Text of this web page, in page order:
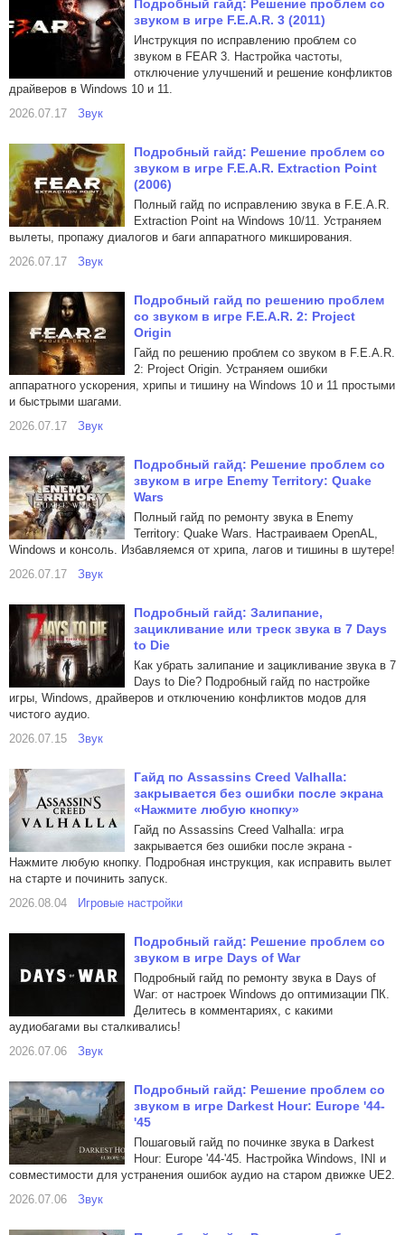
Подробный гайд: Решение проблем со
звуком в игре F.E.A.R. 3 (2011)
Инструкция по исправлению проблем со
звуком в FEAR 3. Настройка частоты,
отключение улучшений и решение конфликтов
драйверов в Windows 10 и 11.
2026.07.17
Звук
Подробный гайд: Решение проблем со
звуком в игре F.E.A.R. Extraction Point
(2006)
Полный гайд по исправлению звука в F.E.A.R.
Extraction Point на Windows 10/11. Устраняем
вылеты, пропажу диалогов и баги аппаратного микширования.
2026.07.17
Звук
Подробный гайд по решению проблем
со звуком в игре F.E.A.R. 2: Project
Origin
Гайд по решению проблем со звуком в F.E.A.R.
2: Project Origin. Устраняем ошибки
аппаратного ускорения, хрипы и тишину на Windows 10 и 11 простыми
и быстрыми шагами.
2026.07.17
Звук
Подробный гайд: Решение проблем со
звуком в игре Enemy Territory: Quake
Wars
Полный гайд по ремонту звука в Enemy
Territory: Quake Wars. Настраиваем OpenAL,
Windows и консоль. Избавляемся от хрипа, лагов и тишины в шутере!
2026.07.17
Звук
Подробный гайд: Залипание,
зацикливание или треск звука в 7 Days
to Die
Как убрать залипание и зацикливание звука в 7
Days to Die? Подробный гайд по настройке
игры, Windows, драйверов и отключению конфликтов модов для
чистого аудио.
2026.07.15
Звук
Гайд по Assassins Creed Valhalla:
закрывается без ошибки после экрана
«Нажмите любую кнопку»
Гайд по Assassins Creed Valhalla: игра
закрывается без ошибки после экрана -
Нажмите любую кнопку. Подробная инструкция, как исправить вылет
на старте и починить запуск.
2026.08.04
Игровые настройки
Подробный гайд: Решение проблем со
звуком в игре Days of War
Подробный гайд по ремонту звука в Days of
War: от настроек Windows до оптимизации ПК.
Делитесь в комментариях, с какими
аудиобагами вы сталкивались!
2026.07.06
Звук
Подробный гайд: Решение проблем со
звуком в игре Darkest Hour: Europe '44-
'45
Пошаговый гайд по починке звука в Darkest
Hour: Europe '44-'45. Настройка Windows, INI и
совместимости для устранения ошибок аудио на старом движке UE2.
2026.07.06
Звук